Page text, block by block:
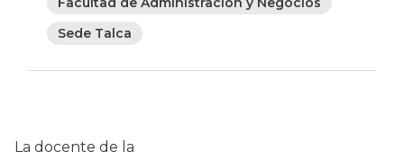
Sede Talca
La docente de la